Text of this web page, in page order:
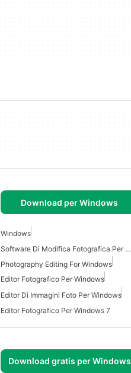
Download per Windows
Windows
Software Di Modifica Fotografica Per Windows 7
Photography Editing For Windows
Editor Fotografico Per Windows
Editor Di Immagini Foto Per Windows
Editor Fotografico Per Windows 7
Download gratis per Windows